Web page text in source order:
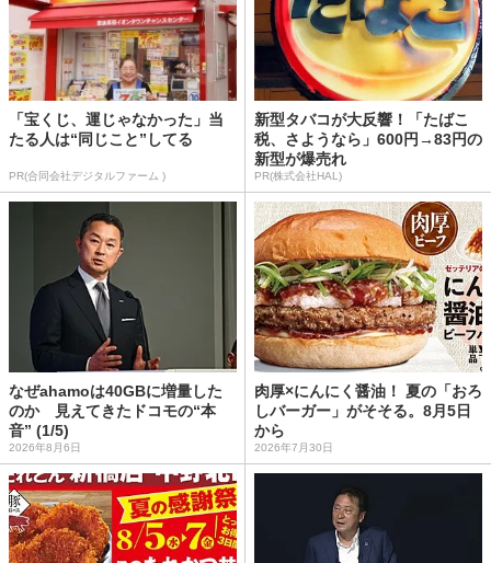
「宝くじ、運じゃなかった」当
たる人は“同じこと”してる
PR(合同会社デジタルファーム )
新型タバコが大反響！「たばこ
税、さようなら」600円→83円の
新型が爆売れ
PR(株式会社HAL)
なぜahamoは40GBに増量した
のか 見えてきたドコモの“本
音” (1/5)
2026年8月6日
肉厚×にんにく醤油！ 夏の「おろ
しバーガー」がそそる。8月5日
から
2026年7月30日